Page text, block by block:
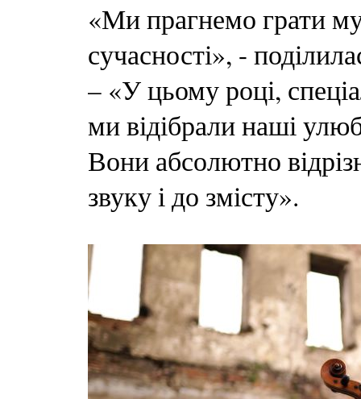
«Ми прагнемо грати
сучасності», -
– «У цьому році,
ми відібрали наші
Вони абсолютно
звуку і до змісту».